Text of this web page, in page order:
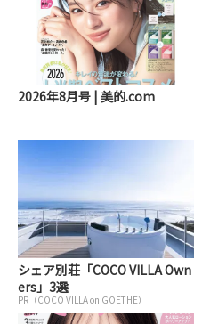
2026年8月号 | 美的.com
シェア別荘「COCO VILLA Own
ers」3選
PR（COCO VILLA on GOETHE）